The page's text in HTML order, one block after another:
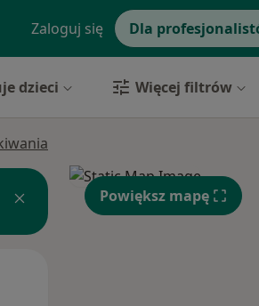
Zaloguj się Dla
dzieci Więcej filtrów
Powiększ mapę